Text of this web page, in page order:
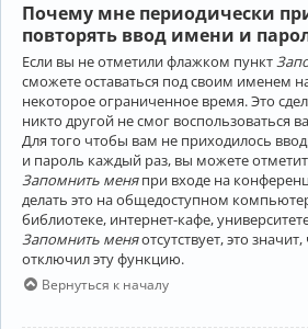
Почему мне периодически
повторять ввод имени и
Если вы не отметили флажком пункт
сможете оставаться под своим именем
некоторое ограниченное время. Это
никто другой не смог воспользоваться
Для того чтобы вам не приходилось
и пароль каждый раз, вы можете
Запомнить меняпри входе на
делать это на общедоступном
библиотеке, интернет-кафе,
Запомнить меняотсутствует, это
отключил эту функцию.
Вернуться к началу